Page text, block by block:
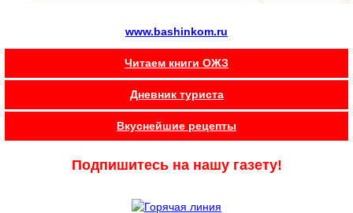
www.bashinkom.ru
Читаем книги ОЖЗ
Дневник туриста
Вкуснейшие рецепты
Подпишитесь на нашу газету!